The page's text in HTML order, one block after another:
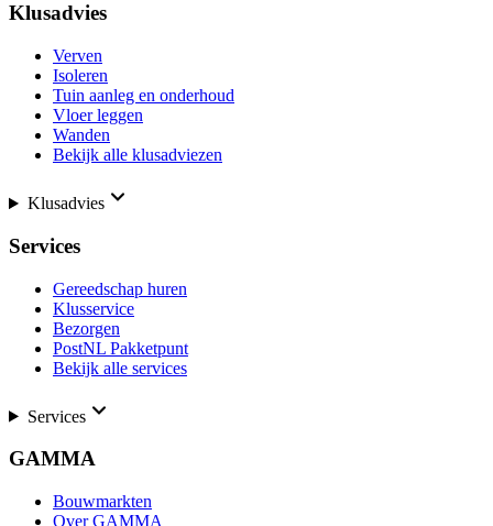
Klusadvies
Verven
Isoleren
Tuin aanleg en onderhoud
Vloer leggen
Wanden
Bekijk alle klusadviezen
Klusadvies
Services
Gereedschap huren
Klusservice
Bezorgen
PostNL Pakketpunt
Bekijk alle services
Services
GAMMA
Bouwmarkten
Over GAMMA